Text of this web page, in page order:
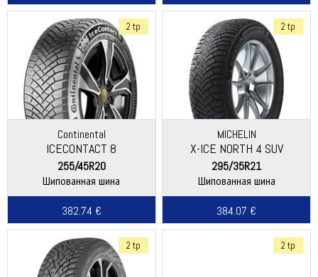
2 tp
Continental
ICECONTACT 8
255/45R20
Шипованная шина
382.74 €
2 tp
MICHELIN
X-ICE NORTH 4 SUV
295/35R21
Шипованная шина
384.07 €
2 tp 2 tp